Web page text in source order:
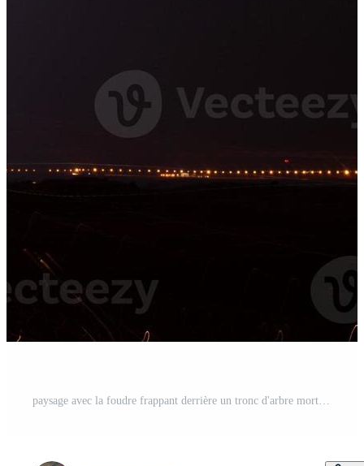
paysage avec la foudre frappant derrière un tronc d'arbre mort Photo Pro